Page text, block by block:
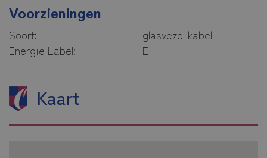
Voorzieningen
Soort:
glasvezel kabel
Energie Label:
E
Kaart